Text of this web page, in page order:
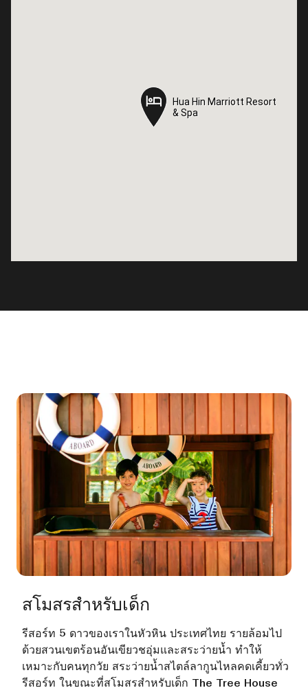
Hua Hin Marriott Resort
& Spa
Hua Hin Marriott Resort
& Spa
สโมสรสำหรับเด็ก
รีสอร์ท 5 ดาวของเราในหัวหิน ประเทศไทย รายล้อมไป
ด้วยสวนเขตร้อนอันเขียวชอุ่มและสระว่ายน้ำ ทำให้
เหมาะกับคนทุกวัย สระว่ายน้ำสไตล์ลากูนไหลคดเคี้ยวทั่ว
รีสอร์ท ในขณะที่สโมสรสำหรับเด็ก The Tree House